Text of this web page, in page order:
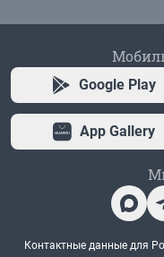
Google Play
App Gallery
Контактные данные для